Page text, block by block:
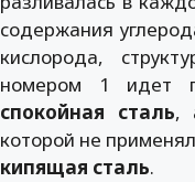
содержания
кислорода,
номером 1 идет
спокойная сталь,
которой не
кипящая сталь.